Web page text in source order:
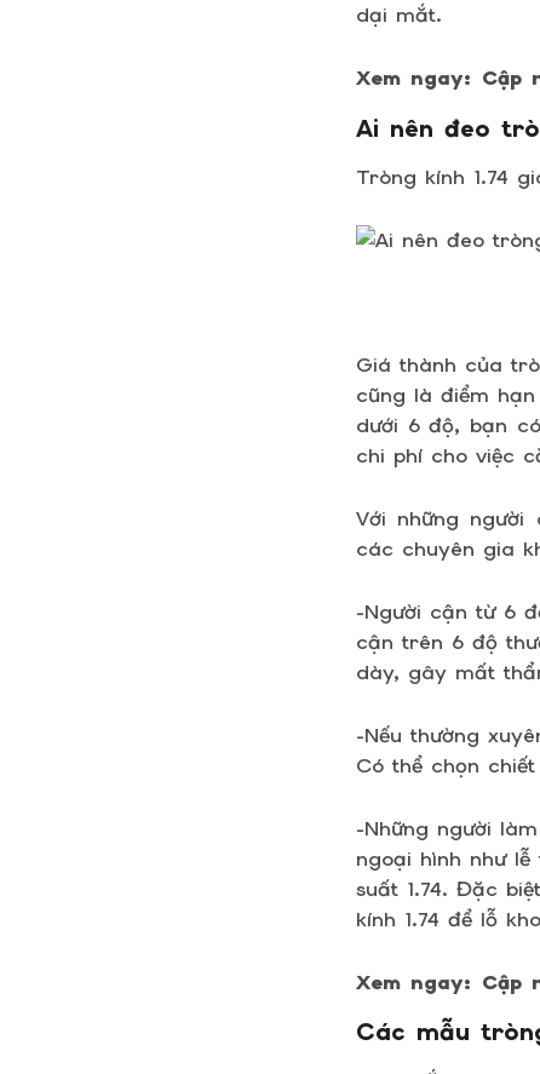
dại mắt.
Xem ngay: Cập
Ai nên đeo
Tròng kính 1.74
Giá thành của
cũng là điểm
dưới 6 độ, bạn
chi phí cho việc
Với những
các chuyên gia
-Người cận từ 6
cận trên 6 độ
dày, gây mất
-Nếu thường
Có thể chọn
-Những người
ngoại hình như
suất 1.74. Đặc
kính 1.74 để lỗ
Xem ngay:
Các mẫu